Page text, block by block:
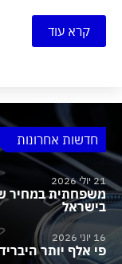
קרא עוד
חדשות אחרונות
21 יולי 2026
בישראל
16 יוני 2026
פי אלף יותר